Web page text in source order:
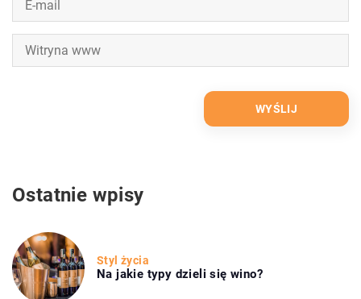
Ostatnie wpisy
Styl życia
Na jakie typy dzieli się wino?